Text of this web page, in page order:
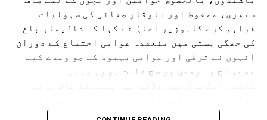
ستھری، محفوظ اور باوقار صفائی کی سہولیات
فراہم کرے گا۔وزیر اعلیٰ نے کہا کہ شالیمار باغ
کی جھگی بستی میں منعقدہ عوامی اجتماع کے دوران
انہوں نے ترقی اور عوامی بہبود کے جو وعدے کیے
تھے، آج وہ زمین پر سچ ثابت ہو رہے ہیں۔
سستا اور تغذیہ بخش کھانا فراہم کرنے کے لیے اٹل